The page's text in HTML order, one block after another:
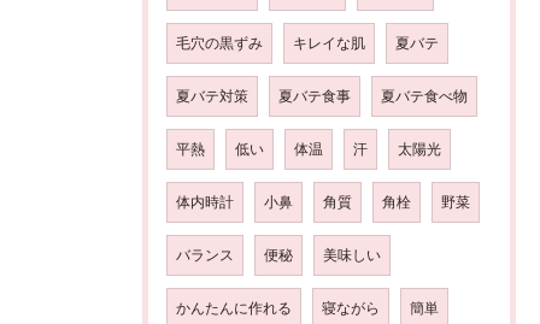
毛穴の黒ずみ キレイな肌 夏バテ
夏バテ対策 夏バテ食事 夏バテ食べ物
平熱 低い 体温 汗 太陽光
体内時計 小鼻 角質 角栓 野菜
バランス 便秘 美味しい
かんたんに作れる 寝ながら 簡単